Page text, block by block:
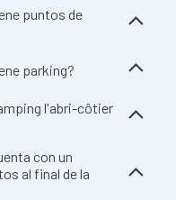
puntos de
parking?
l'abri-côtier
con un
al final de la